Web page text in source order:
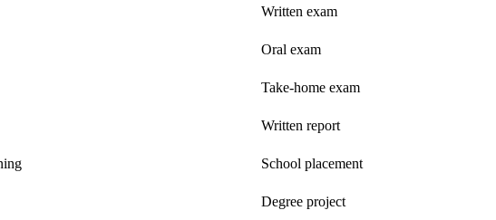
Written exam
Oral exam
Take-home exam
Written report
School placement
Degree project